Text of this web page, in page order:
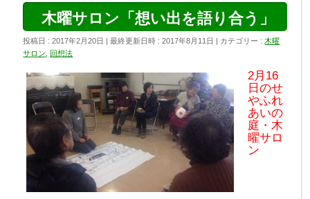
木曜サロン「想い出を語り合う」
投稿日 : 2017年2月20日 最終更新日時 : 2017年8月11日 カテゴリー :木曜
サロン
回想法
2月16
日のせ
やふれ
あいの
庭・木
曜サロ
ン